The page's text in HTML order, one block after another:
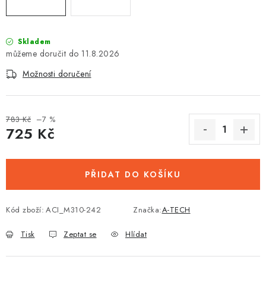
Skladem
11.8.2026
Možnosti doručení
783 Kč –7 %
725 Kč
PŘIDAT DO KOŠÍKU
Kód zboží: ACI_M310-242 Značka:A-TECH
Tisk Zeptat se Hlídat